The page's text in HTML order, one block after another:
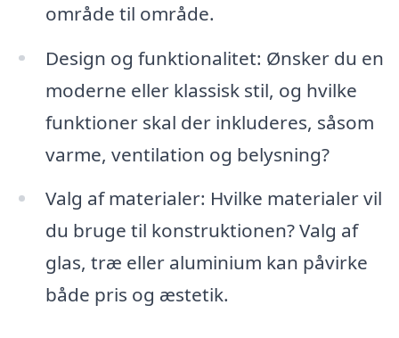
område til område.
Design og funktionalitet: Ønsker du en
moderne eller klassisk stil, og hvilke
funktioner skal der inkluderes, såsom
varme, ventilation og belysning?
Valg af materialer: Hvilke materialer vil
du bruge til konstruktionen? Valg af
glas, træ eller aluminium kan påvirke
både pris og æstetik.